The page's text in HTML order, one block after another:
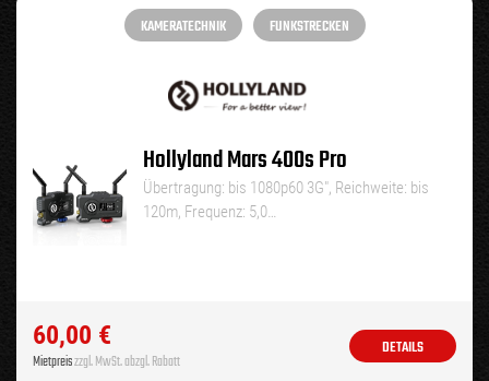
KAMERATECHNIK FUNKSTRECKEN
Hollyland Mars 400s Pro
Übertragung: bis 1080p60 3G″, Reichweite: bis
120m, Frequenz: 5,0…
60,00 €
Mietpreiszzgl. MwSt. abzgl. Rabatt
DETAILS